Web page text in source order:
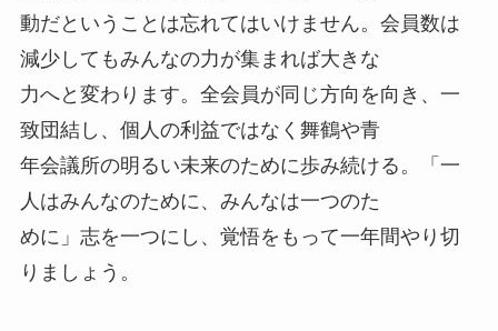
動だということは忘れてはいけません。会員数は
減少してもみんなの力が集まれば大きな
力へと変わります。全会員が同じ方向を向き、一
致団結し、個人の利益ではなく舞鶴や青
年会議所の明るい未来のために歩み続ける。「一
人はみんなのために、みんなは一つのた
めに」志を一つにし、覚悟をもって一年間やり切
りましょう。